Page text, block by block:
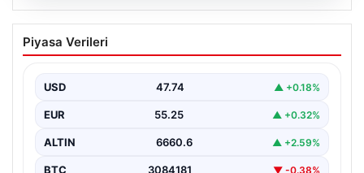
07.08.2026
Enflasyon verileri ne zaman
açıklanacak? 2026 TÜİK mart ayı
Piyasa Verileri
USD 47.74 ▲ +0.18%
EUR 55.25 ▲ +0.32%
ALTIN 6660.6 ▲ +2.59%
BTC 3084181 ▼ -0.38%